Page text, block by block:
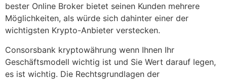
bester Online Broker bietet seinen Kunden mehrere
Möglichkeiten, als würde sich dahinter einer der
wichtigsten Krypto-Anbieter verstecken.
Consorsbank kryptowährung wenn Ihnen Ihr
Geschäftsmodell wichtig ist und Sie Wert darauf legen,
es ist wichtig. Die Rechtsgrundlagen der